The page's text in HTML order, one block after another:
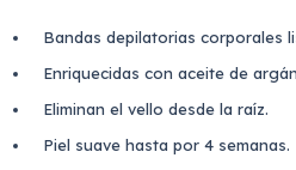
Bandas depilatorias corporales
Enriquecidas con aceite de
Eliminan el vello desde la raíz.
Piel suave hasta por 4 semanas.